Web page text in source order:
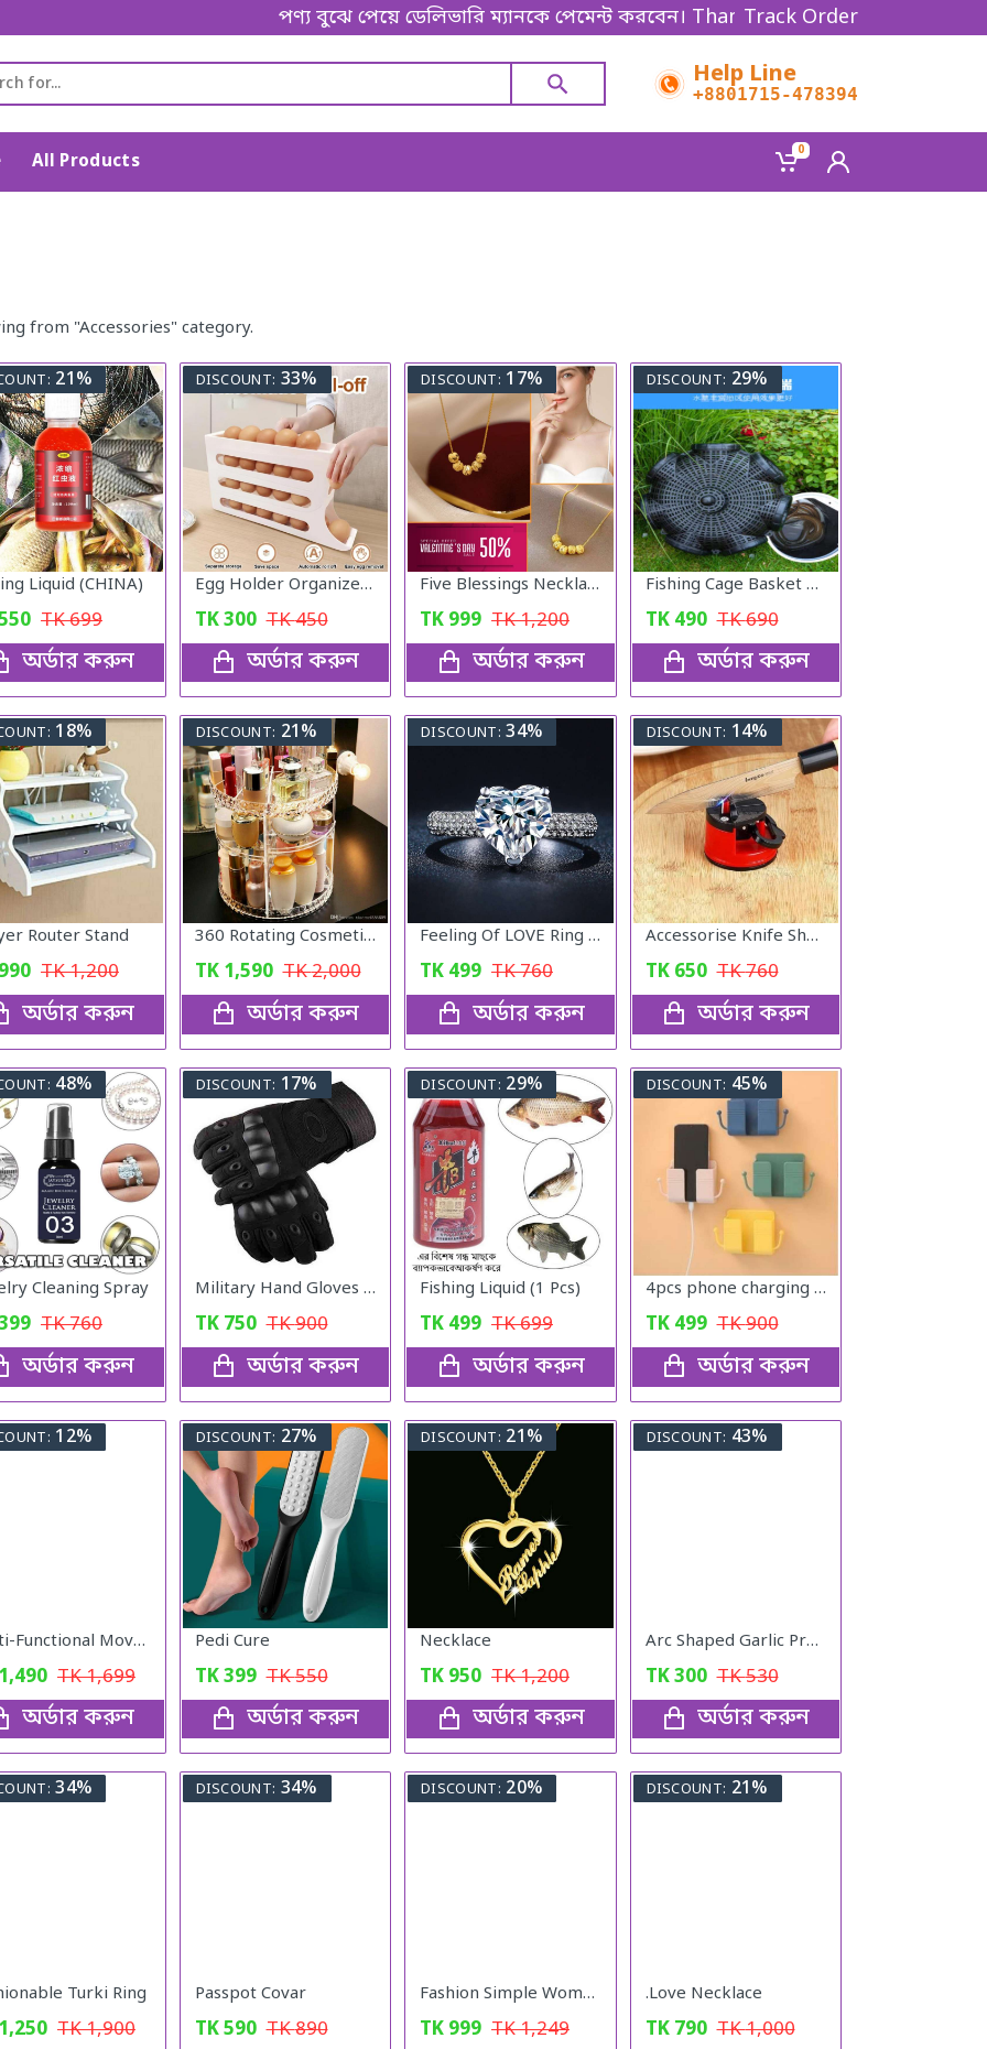
পণ্য বুঝে পেয়ে ডেলিভারি ম্যানকে পেমেন্ট করবেন। Thanks for shopping!
Track Order
Help Line
+8801715-478394
All Products
0
from "Accessories" category.
21%
Liquid (CHINA)
TK699
অর্ডার করুন
DISCOUNT: 33%
Egg Holder Organizer for Refrigerator
TK300 TK450
অর্ডার করুন
DISCOUNT: 17%
Five Blessings Necklace Woman Love Transfer Gold - Plated Moisture Light Luxury Jewellery Necklace
TK 999 TK1,200
অর্ডার করুন
DISCOUNT: 29%
Fishing Cage Basket Plastic (7 Hole)
TK 490 TK690
অর্ডার করুন
18%
Router Stand
990 TK1,200
অর্ডার করুন
DISCOUNT: 21%
360 Rotating Cosmetic Organizer
TK 1,590 TK2,000
অর্ডার করুন
DISCOUNT: 34%
Feeling Of LOVE Ring for women
TK 499 TK760
অর্ডার করুন
DISCOUNT: 14%
Accessorise Knife Sharper
TK 650 TK760
অর্ডার করুন
48%
Cleaning Spray
TK760
অর্ডার করুন
DISCOUNT: 17%
Military Hand Gloves Full Black
TK 750 TK900
অর্ডার করুন
DISCOUNT: 29%
Fishing Liquid (1 Pcs)
TK 499 TK699
অর্ডার করুন
DISCOUNT: 45%
4pcs phone charging bracket wall mounted holder
TK 499 TK900
অর্ডার করুন
12%
Multi-Functional Movable Adjustable Base
1,490 TK1,699
অর্ডার করুন
DISCOUNT: 27%
Pedi Cure
TK399 TK550
অর্ডার করুন
DISCOUNT: 21%
Necklace
TK 950 TK1,200
অর্ডার করুন
DISCOUNT: 43%
Arc Shaped Garlic Press Crusher With Comfortable Grip
TK300 TK530
অর্ডার করুন
34%
Turki Ring
1,250 TK1,900
DISCOUNT: 34%
Passpot Covar
TK590 TK890
DISCOUNT: 20%
Fashion Simple Women Watches With Bracelet Set Quartz Wristwatch Shiny Stone Red Colour
TK 999 TK1,249
DISCOUNT: 21%
.Love Necklace
TK 790 TK1,000